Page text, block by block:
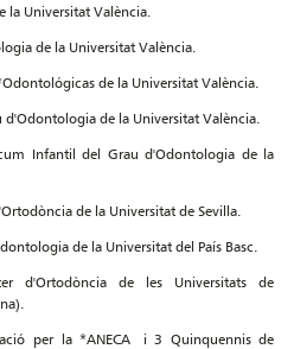
la Universitat València.
de la Universitat València.
de la Universitat València.
d'Odontologia de la Universitat València.
Infantil del Grau d'Odontologia de la
de la Universitat de Sevilla.
de la Universitat del País Basc.
d'Ortodòncia de les Universitats de
per la *ANECA i 3 Quinquennis de